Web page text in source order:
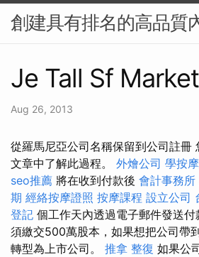
創建具有排名的高品質
Je Tall Sf
Aug 26, 2013
從羅馬尼亞公司名稱保留到公司註冊
文章中了解此過程。 外燴公司 學按
seo推薦 將在收到付款後 會計事務所
期 經絡按摩證照 按摩課程 設立公司
登記 個工作天內透過電子郵件發送付
須繳交500萬股本，如果想把公司帶
轉型為上市公司。 推拿 整復 如果公